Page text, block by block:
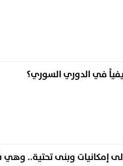
إمكانيات وبنى تحتية..